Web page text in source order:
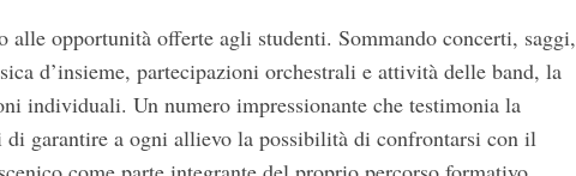
opportunità offerte agli studenti. Sommando concerti, saggi,
d’insieme, partecipazioni orchestrali e attività delle band, la
individuali. Un numero impressionante che testimonia la
garantire a ogni allievo la possibilità di confrontarsi con il